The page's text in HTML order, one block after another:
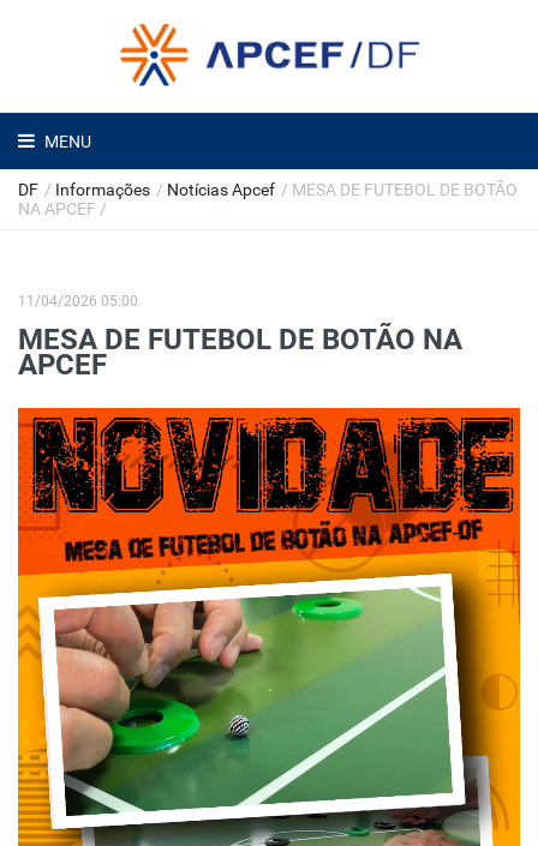
MENU
DF / Informações / Notícias Apcef / MESA DE FUTEBOL DE BOTÃO
NA APCEF /
11/04/2026 05:00
MESA DE FUTEBOL DE BOTÃO NA
APCEF